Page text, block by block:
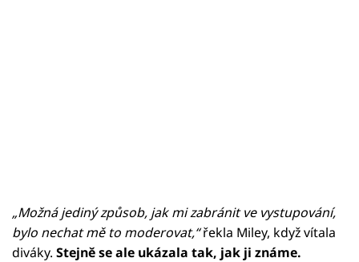
„Možná jediný způsob, jak mi zabránit ve vystupování,
bylo nechat mě to moderovat,“řekla Miley, když vítala
diváky. Stejně se ale ukázala tak, jak ji známe.